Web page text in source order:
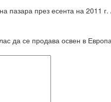
пазара през есента на 2011
да се продава освен в